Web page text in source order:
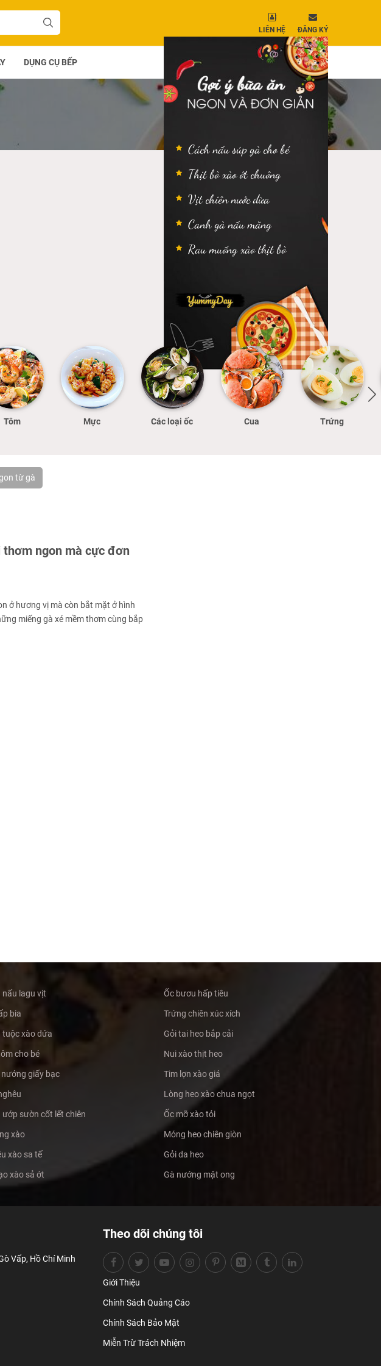
LIÊN HỆ ĐĂNG KÝ
DỤNG CỤ BẾP
Tôm Mực Các loại ốc Cua Trứng
từ gà
thơm ngon mà cực đơn
ở hương vị mà còn bắt mặt ở hình
miếng gà xé mềm thơm cùng bắp
Cách nấu súp gà cho bé
Thịt bò xào ớt chuông
Vịt chiên nước dừa
Canh gà nấu măng
Rau muống xào thịt bò
nấu lagu vịt
bia
tuộc xào dứa
cho bé
nướng giấy bạc
ướp sườn cốt lết chiên
xào
xào sa tế
xào sả ớt
Ốc bươu hấp tiêu
Trứng chiên xúc xích
Gỏi tai heo bắp cải
Nui xào thịt heo
Tim lợn xào giá
Lòng heo xào chua ngọt
Ốc mỡ xào tỏi
Móng heo chiên giòn
Gỏi da heo
Gà nướng mật ong
Vấp, Hồ Chí Minh
Theo dõi chúng tôi
Giới Thiệu
Chính Sách Quảng Cáo
Chính Sách Bảo Mật
Miễn Trừ Trách Nhiệm